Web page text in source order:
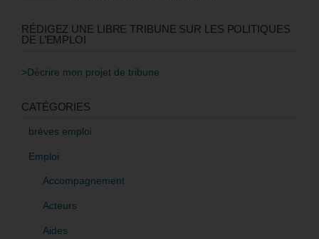
RÉDIGEZ UNE LIBRE TRIBUNE SUR LES POLITIQUES
DE L’EMPLOI
>Décrire mon projet de tribune
CATÉGORIES
brèves emploi
Emploi
Accompagnement
Acteurs
Aides